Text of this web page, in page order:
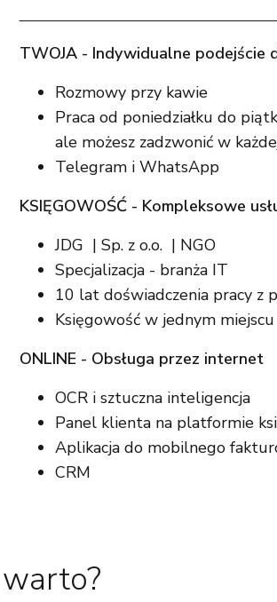
TWOJA - Indywidualne podejście
Rozmowy przy kawie
Praca od poniedziałku do
ale możesz zadzwonić w
Telegram i WhatsApp
KSIĘGOWOŚĆ - Kompleksowe
JDG | Sp. z o.o. | NGO
Specjalizacja - branża IT
10 lat doświadczenia pracy z
Księgowość w jednym miejscu
ONLINE - Obsługa przez internet
OCR i sztuczna inteligencja
Panel klienta na platformie
Aplikacja do mobilnego
CRM